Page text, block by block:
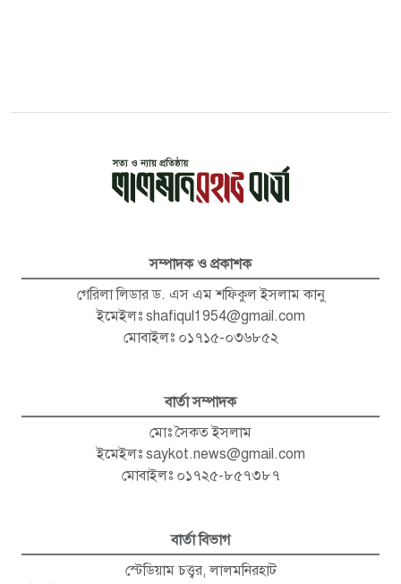
সম্পাদক ও প্রকাশক
গেরিলা লিডার ড. এস এম শফিকুল ইসলাম কানু
ইমেইলঃ shafiqul1954@gmail.com
মোবাইলঃ ০১৭১৫-০৩৬৮৫২
বার্তা সম্পাদক
মোঃ সৈকত ইসলাম
ইমেইলঃ saykot.news@gmail.com
মোবাইলঃ ০১৭২৫-৮৫৭৩৮৭
বার্তা বিভাগ
স্টেডিয়াম চত্ত্বর, লালমনিরহাট